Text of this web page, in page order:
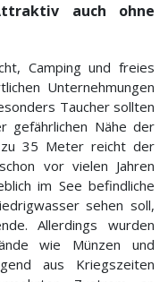
auch ohne
Camping und freies
Unternehmungen
Taucher sollten
gefährlichen Nähe der
35 Meter reicht der
vor vielen Jahren
im See befindliche
sehen soll,
Allerdings wurden
wie Münzen und
aus Kriegszeiten